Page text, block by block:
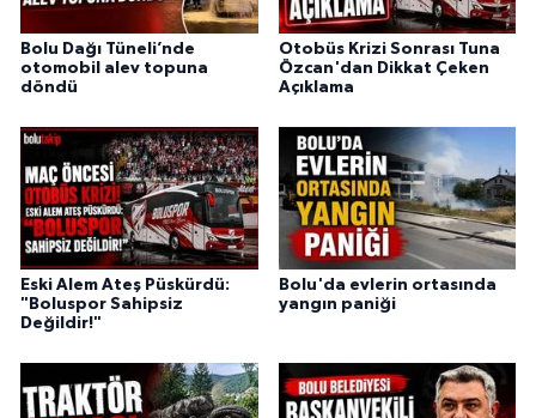
Bolu Dağı Tüneli’nde
otomobil alev topuna
döndü
Otobüs Krizi Sonrası Tuna
Özcan'dan Dikkat Çeken
Açıklama
Eski Alem Ateş Püskürdü:
"Boluspor Sahipsiz
Değildir!"
Bolu'da evlerin ortasında
yangın paniği